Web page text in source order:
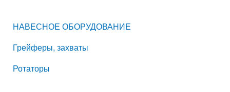
НАВЕСНОЕ ОБОРУДОВАНИЕ
Грейферы, захваты
Ротаторы